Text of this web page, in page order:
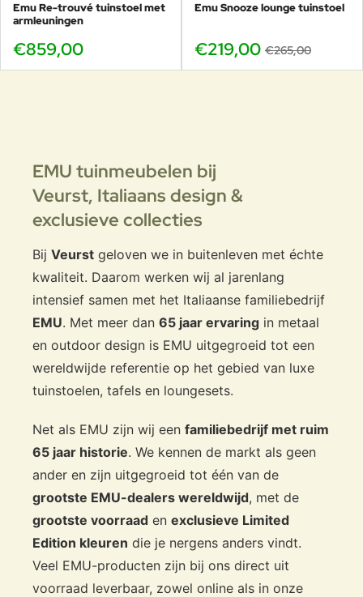
Emu Re-trouvé tuinstoel met
armleuningen
€859,00
Emu Snooze lounge tuinstoel
€219,00 €265,00
EMU tuinmeubelen bij
Veurst, Italiaans design &
exclusieve collecties
Bij Veurst geloven we in buitenleven met échte
kwaliteit. Daarom werken wij al jarenlang
intensief samen met het Italiaanse familiebedrijf
EMU. Met meer dan 65 jaar ervaring in metaal
en outdoor design is EMU uitgegroeid tot een
wereldwijde referentie op het gebied van luxe
tuinstoelen, tafels en loungesets.
Net als EMU zijn wij een familiebedrijf met ruim
65 jaar historie. We kennen de markt als geen
ander en zijn uitgegroeid tot één van de
grootste EMU-dealers wereldwijd, met de
grootste voorraad en exclusieve Limited
Edition kleuren die je nergens anders vindt.
Veel EMU-producten zijn bij ons direct uit
voorraad leverbaar, zowel online als in onze